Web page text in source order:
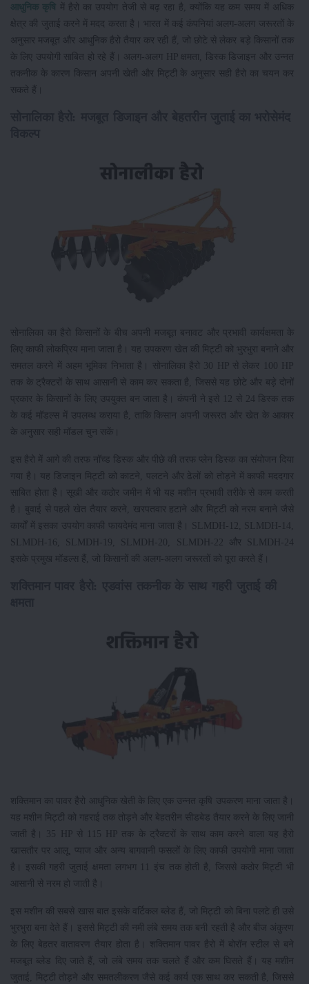
आधुनिक कृषि में हैरो का उपयोग तेजी से बढ़ रहा है, क्योंकि यह कम समय में अधिक
क्षेत्र की जुताई करने में मदद करता है। भारत में कई कंपनियां अलग-अलग जरूरतों के
अनुसार मजबूत और आधुनिक हैरो तैयार कर रही हैं, जो छोटे से लेकर बड़े किसानों तक
के लिए उपयोगी साबित हो रहे हैं। अलग-अलग HP क्षमता, डिस्क डिजाइन और उन्नत
तकनीक के कारण किसान अपनी खेती और मिट्टी के अनुसार सही हैरो का चयन कर
सकते हैं।
सोनालिका का हैरो किसानों के बीच अपनी मजबूत बनावट और प्रभावी कार्यक्षमता के
लिए काफी लोकप्रिय माना जाता है। यह उपकरण खेत की मिट्टी को भुरभुरा बनाने और
समतल करने में अहम भूमिका निभाता है। सोनालिका हैरो 30 HP से लेकर 100 HP
तक के ट्रैक्टरों के साथ आसानी से काम कर सकता है, जिससे यह छोटे और बड़े दोनों
प्रकार के किसानों के लिए उपयुक्त बन जाता है। कंपनी ने इसे 12 से 24 डिस्क तक
के कई मॉडल्स में उपलब्ध कराया है, ताकि किसान अपनी जरूरत और खेत के आकार
के अनुसार सही मॉडल चुन सकें।
इस हैरो में आगे की तरफ नॉच्ड डिस्क और पीछे की तरफ प्लेन डिस्क का संयोजन दिया
गया है। यह डिजाइन मिट्टी को काटने, पलटने और ढेलों को तोड़ने में काफी मददगार
साबित होता है। सूखी और कठोर जमीन में भी यह मशीन प्रभावी तरीके से काम करती
है। बुवाई से पहले खेत तैयार करने, खरपतवार हटाने और मिट्टी को नरम बनाने जैसे
कार्यों में इसका उपयोग काफी फायदेमंद माना जाता है। SLMDH-12, SLMDH-14,
SLMDH-16, SLMDH-19, SLMDH-20, SLMDH-22 और SLMDH-24
इसके प्रमुख मॉडल्स हैं, जो किसानों की अलग-अलग जरूरतों को पूरा करते हैं।
शक्तिमान का पावर हैरो आधुनिक खेती के लिए एक उन्नत कृषि उपकरण माना जाता है।
यह मशीन मिट्टी को गहराई तक तोड़ने और बेहतरीन सीडबेड तैयार करने के लिए जानी
जाती है। 35 HP से 115 HP तक के ट्रैक्टरों के साथ काम करने वाला यह हैरो
खासतौर पर आलू, प्याज और अन्य बागवानी फसलों के लिए काफी उपयोगी माना जाता
है। इसकी गहरी जुताई क्षमता लगभग 11 इंच तक होती है, जिससे कठोर मिट्टी भी
आसानी से नरम हो जाती है।
इस मशीन की सबसे खास बात इसके वर्टिकल ब्लेड हैं, जो मिट्टी को बिना पलटे ही उसे
भुरभुरा बना देते हैं। इससे मिट्टी की नमी लंबे समय तक बनी रहती है और बीज अंकुरण
के लिए बेहतर वातावरण तैयार होता है। शक्तिमान पावर हैरो में बोरॉन स्टील से बने
मजबूत ब्लेड दिए जाते हैं, जो लंबे समय तक चलते हैं और कम घिसते हैं। यह मशीन
जुताई, मिट्टी तोड़ने और समतलीकरण जैसे कई कार्य एक साथ कर सकती है, जिससे